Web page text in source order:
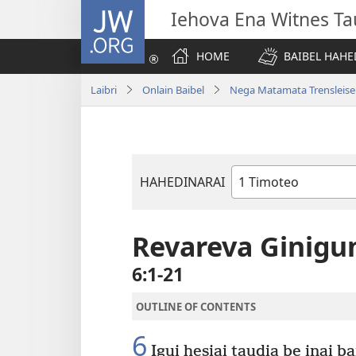
JW.ORG Iehova Ena Witnes
HOME
BAIBEL
Laibri Onlain Baibel Nega Matamata
HAHEDINARAI
Baibel
Revareva
6:1-21
OUTLINE OF CONTENTS
6 Igui hesiai taudia be inai